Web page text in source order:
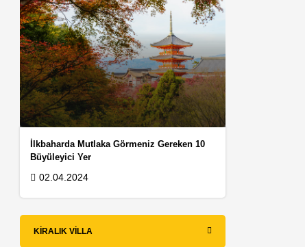
İlkbaharda Mutlaka Görmeniz Gereken 10
Büyüleyici Yer
02.04.2024
KIRALIK VILLA